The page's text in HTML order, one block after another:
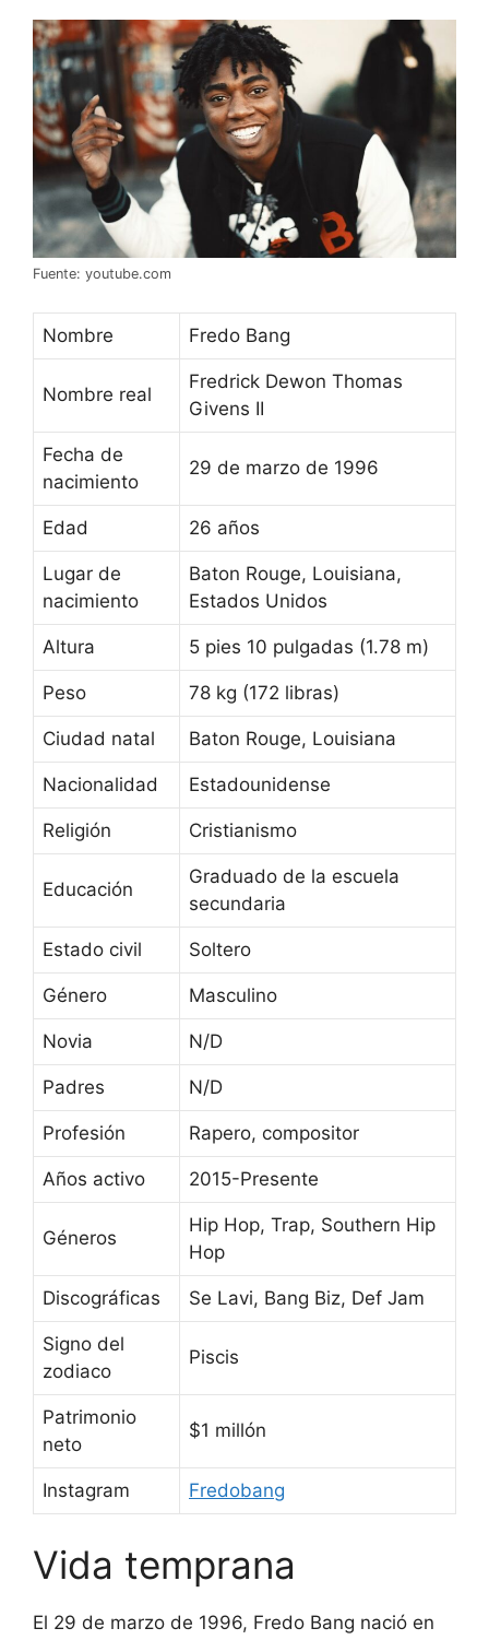
Fuente: youtube.com
Nombre Fredo Bang
Nombre real
Fredrick Dewon Thomas
Givens II
Fecha de
nacimiento
29 de marzo de 1996
Edad 26 años
Lugar de
nacimiento
Baton Rouge, Louisiana,
Estados Unidos
Altura 5 pies 10 pulgadas (1.78 m)
Peso 78 kg (172 libras)
Ciudad natal Baton Rouge, Louisiana
Nacionalidad Estadounidense
Religión Cristianismo
Educación
Graduado de la escuela
secundaria
Estado civil Soltero
Género Masculino
Novia N/D
Padres N/D
Profesión Rapero, compositor
Años activo 2015-Presente
Géneros
Hip Hop, Trap, Southern Hip
Hop
Discográficas Se Lavi, Bang Biz, Def Jam
Signo del
zodiaco
Piscis
Patrimonio
neto
$1 millón
Instagram Fredobang
Vida temprana
El 29 de marzo de 1996, Fredo Bang nació en